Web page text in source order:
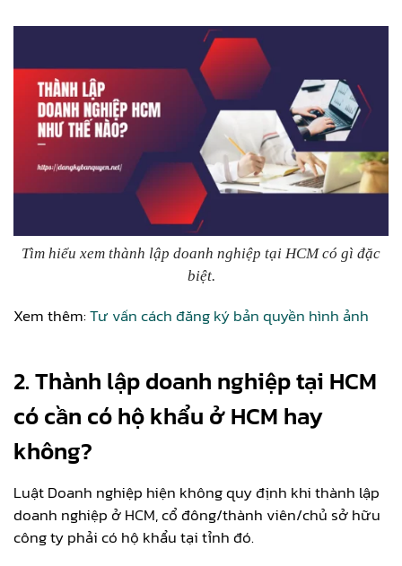
Tìm hiểu xem thành lập doanh nghiệp tại HCM có gì đặc
biệt.
Xem thêm:Tư vấn cách đăng ký bản quyền hình ảnh
2. Thành lập doanh nghiệp tại HCM
có cần có hộ khẩu ở HCM hay
không?
Luật Doanh nghiệp hiện không quy định khi thành lập
doanh nghiệp ở HCM, cổ đông/thành viên/chủ sở hữu
công ty phải có hộ khẩu tại tỉnh đó.